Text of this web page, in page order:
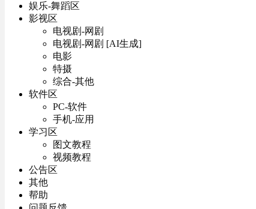
娱乐-舞蹈区
影视区
电视剧-网剧
电视剧-网剧 [AI生成]
电影
特摄
综合-其他
软件区
PC-软件
手机-应用
学习区
图文教程
视频教程
公告区
其他
帮助